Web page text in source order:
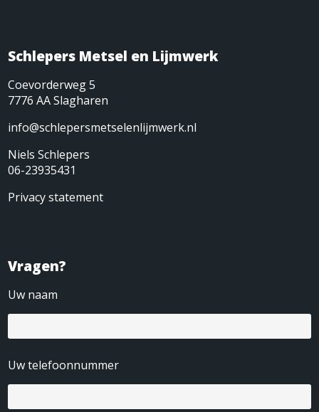
Schlepers Metsel en Lijmwerk
Coevorderweg 5
7776 AA Slagharen
info@schlepersmetselenlijmwerk.nl
Niels Schlepers
06-23935431
Privacy statement
Vragen?
Uw naam
Uw telefoonnummer